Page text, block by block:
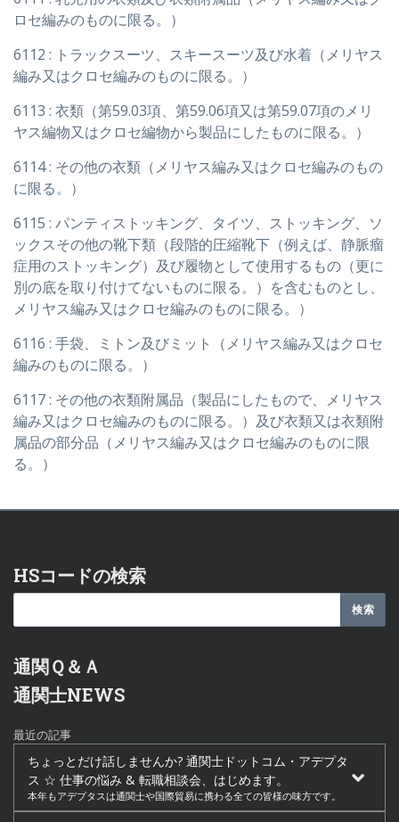
ロセ編みのものに限る。）
6112 : トラックスーツ、スキースーツ及び水着（メリヤス
編み又はクロセ編みのものに限る。）
6113 : 衣類（第59.03項、第59.06項又は第59.07項のメリ
ヤス編物又はクロセ編物から製品にしたものに限る。）
6114 : その他の衣類（メリヤス編み又はクロセ編みのもの
に限る。）
6115 : パンティストッキング、タイツ、ストッキング、ソ
ックスその他の靴下類（段階的圧縮靴下（例えば、静脈瘤
症用のストッキング）及び履物として使用するもの（更に
別の底を取り付けてないものに限る。）を含むものとし、
メリヤス編み又はクロセ編みのものに限る。）
6116 : 手袋、ミトン及びミット（メリヤス編み又はクロセ
編みのものに限る。）
6117 : その他の衣類附属品（製品にしたもので、メリヤス
編み又はクロセ編みのものに限る。）及び衣類又は衣類附
属品の部分品（メリヤス編み又はクロセ編みのものに限
る。）
HSコードの検索
通関Ｑ＆Ａ
通関士NEWS
最近の記事
ちょっとだけ話しませんか? 通関士ドットコム・アデプタ
ス ☆ 仕事の悩み & 転職相談会、はじめます。
本年もアデプタスは通関士や国際貿易に携わる全ての皆様の味方です。